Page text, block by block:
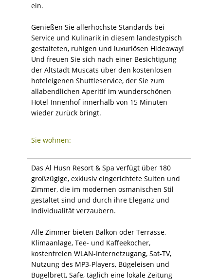
ein.
Genießen Sie allerhöchste Standards bei
Service und Kulinarik in diesem landestypisch
gestalteten, ruhigen und luxuriösen Hideaway!
Und freuen Sie sich nach einer Besichtigung
der Altstadt Muscats über den kostenlosen
hoteleigenen Shuttleservice, der Sie zum
allabendlichen Aperitif im wunderschönen
Hotel-Innenhof innerhalb von 15 Minuten
wieder zurück bringt.
Sie wohnen:
Das Al Husn Resort & Spa verfügt über 180
großzügige, exklusiv eingerichtete Suiten und
Zimmer, die im modernen osmanischen Stil
gestaltet sind und durch ihre Eleganz und
Individualität verzaubern.
Alle Zimmer bieten Balkon oder Terrasse,
Klimaanlage, Tee- und Kaffeekocher,
kostenfreien WLAN-Internetzugang, Sat-TV,
Nutzung des MP3-Players, Bügeleisen und
Bügelbrett, Safe, täglich eine lokale Zeitung